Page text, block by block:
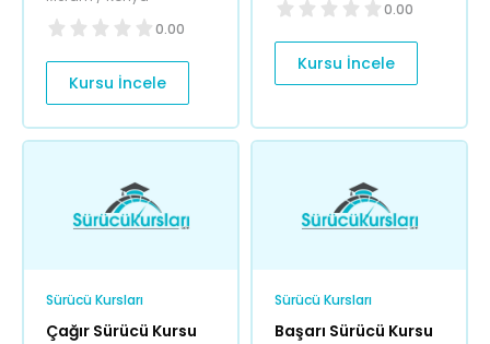
0.00
Kursu İncele
0.00
Kursu İncele
Sürücü Kursları
Çağır Sürücü Kursu
Sürücü Kursları
Başarı Sürücü Kursu